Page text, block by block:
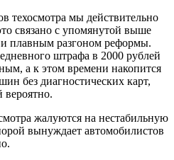
техосмотра мы действительно
связано с упомянутой выше
плавным разгоном реформы.
штрафа в 2000 рублей
а к этом времени накопится
без диагностических карт,
вероятно.
жалуются на нестабильную
вынуждает автомобилистов